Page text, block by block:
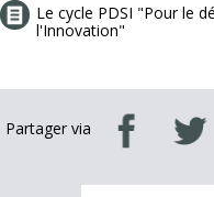
Le cycle PDSI "Pour le
l'Innovation"
Partager via